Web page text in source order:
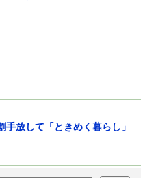
手放して「ときめく暮らし」